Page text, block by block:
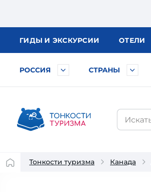
ГИДЫ И ЭКСКУРСИИ ОТЕЛИ
РОССИЯ СТРАНЫ
Тонкости туризма Канада